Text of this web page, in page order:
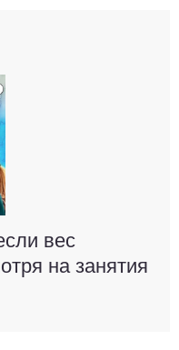
вес
на занятия